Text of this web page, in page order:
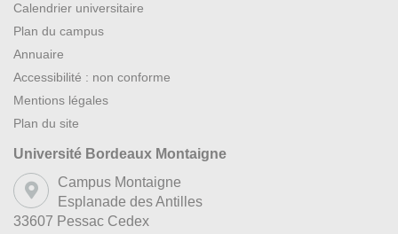
Calendrier universitaire
Plan du campus
Annuaire
Accessibilité : non conforme
Mentions légales
Plan du site
Université Bordeaux Montaigne
Campus Montaigne
Esplanade des Antilles
33607 Pessac Cedex